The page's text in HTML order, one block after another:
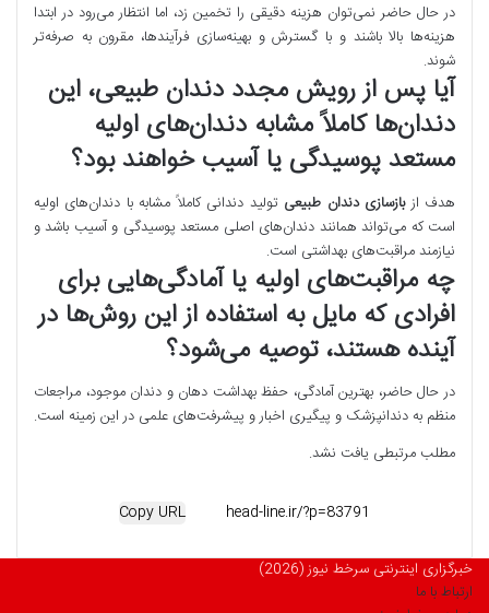
در حال حاضر نمی‌توان هزینه دقیقی را تخمین زد، اما انتظار می‌رود در ابتدا
هزینه‌ها بالا باشند و با گسترش و بهینه‌سازی فرآیندها، مقرون به صرفه‌تر
شوند.
آیا پس از رویش مجدد دندان طبیعی، این
دندان‌ها کاملاً مشابه دندان‌های اولیه
مستعد پوسیدگی یا آسیب خواهند بود؟
هدف از بازسازی دندان طبیعی تولید دندانی کاملاً مشابه با دندان‌های اولیه
است که می‌تواند همانند دندان‌های اصلی مستعد پوسیدگی و آسیب باشد و
نیازمند مراقبت‌های بهداشتی است.
چه مراقبت‌های اولیه یا آمادگی‌هایی برای
افرادی که مایل به استفاده از این روش‌ها در
آینده هستند، توصیه می‌شود؟
در حال حاضر، بهترین آمادگی، حفظ بهداشت دهان و دندان موجود، مراجعات
منظم به دندانپزشک و پیگیری اخبار و پیشرفت‌های علمی در این زمینه است.
مطلب مرتبطی یافت نشد.
Copy URL
خبرگزاری اینترنتی سرخط نیوز (2026)
ارتباط با ما